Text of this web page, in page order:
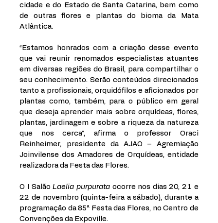
cidade e do Estado de Santa Catarina, bem como
de outras flores e plantas do bioma da Mata
Atlântica.
“Estamos honrados com a criação desse evento
que vai reunir renomados especialistas atuantes
em diversas regiões do Brasil, para compartilhar o
seu conhecimento. Serão conteúdos direcionados
tanto a profissionais, orquidófilos e aficionados por
plantas como, também, para o público em geral
que deseja aprender mais sobre orquídeas, flores,
plantas, jardinagem e sobre a riqueza da natureza
que nos cerca”, afirma o professor Oraci
Reinheimer, presidente da AJAO – Agremiação
Joinvilense dos Amadores de Orquídeas, entidade
realizadora da Festa das Flores.
O I Salão Laelia purpurata ocorre nos dias 20, 21 e
22 de novembro (quinta-feira a sábado), durante a
programação da 85ª Festa das Flores, no Centro de
Convenções da Expoville.